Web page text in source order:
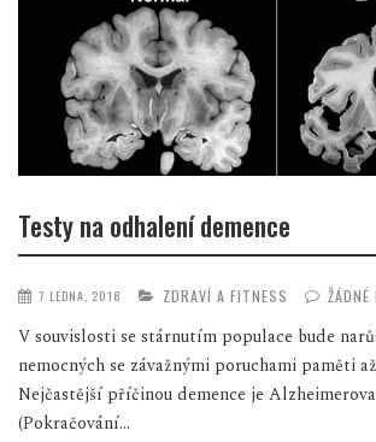
Testy na odhalení demence
7 LEDNA, 2018 ZDRAVÍ A FITNESS ŽÁDNÉ
V souvislosti se stárnutím populace bude
nemocných se závažnými poruchami paměti
Nejčastější příčinou demence je
(Pokračování...